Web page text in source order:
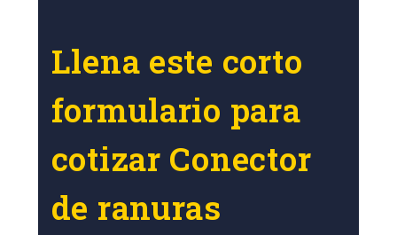
Llena este corto
formulario para
cotizar Conector
de ranuras